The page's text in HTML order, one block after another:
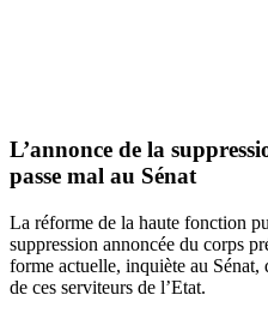
L’annonce de la
passe mal au Sénat
La réforme de la haute fonction
suppression annoncée du corps
forme actuelle, inquiète au
de ces serviteurs de l’Etat.